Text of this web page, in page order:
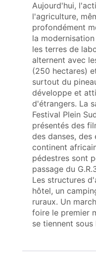
Aujourd'hui,
l'agriculture,
profondément
la
les terres de
alternent avec
(250 hectares)
surtout du
développe et
d'étrangers. La
Festival Plein
présentés des
des danses,
continent
pédestres sont
passage du
Les structures
hôtel, un
ruraux. Un
foire le premier
se tiennent sous